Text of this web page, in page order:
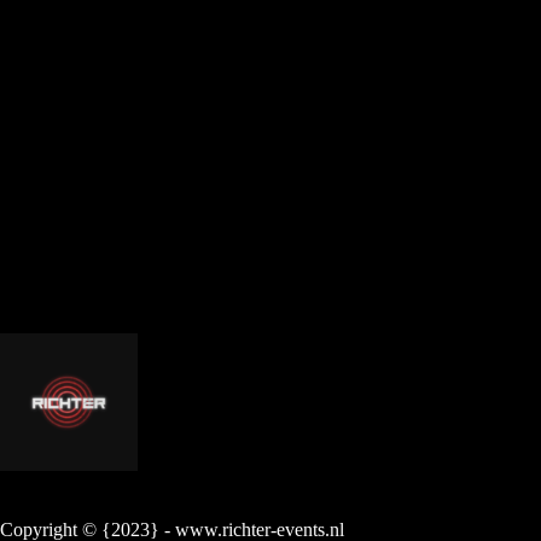
Copyright © {2023} - www.richter-events.nl